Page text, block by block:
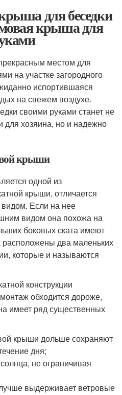
для беседки
крыша для
местом для
на участке загородного
испортившаяся
на свежем воздухе.
своими руками станет не
для хозяина, но и надежно
крыши
одной из
крыши, отличается
Если на нее
видом она похожа на
боковых ската имеют
два маленьких
которые и называются
конструкции
обходится дороже,
имеет ряд существенных
крыши дольше сохраняют
дня;
не ограничивая
выдерживает ветровые